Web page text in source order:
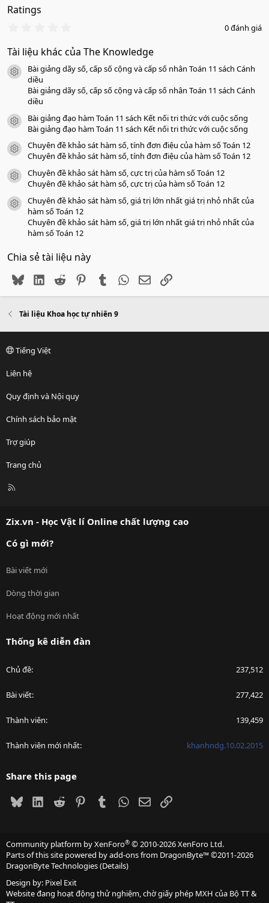
Ratings
0
0
a
0 đánh giá
Tài liệu khác của The Knowledge
icon tài liệu
Bài giảng dãy số, cấp số cộng và cấp số nhân Toán 11 sách Cánh
diều
Bài giảng dãy số, cấp số cộng và cấp số nhân Toán 11 sách Cánh
diều
icon tài liệu
Bài giảng đạo hàm Toán 11 sách Kết nối tri thức với cuộc sống
Bài giảng đạo hàm Toán 11 sách Kết nối tri thức với cuộc sống
icon tài liệu
Chuyên đề khảo sát hàm số, tính đơn điệu của hàm số Toán 12
Chuyên đề khảo sát hàm số, tính đơn điệu của hàm số Toán 12
icon tài liệu
Chuyên đề khảo sát hàm số, cực trị của hàm số Toán 12
Chuyên đề khảo sát hàm số, cực trị của hàm số Toán 12
icon tài liệu
Chuyên đề khảo sát hàm số, giá trị lớn nhất giá trị nhỏ nhất của
hàm số Toán 12
Chuyên đề khảo sát hàm số, giá trị lớn nhất giá trị nhỏ nhất của
hàm số Toán 12
Chia sẻ tài liệu này
BlueskyLinkedIn
Reddit PinterestTumblr WhatsApp
EmailLink
Tài liệu Khoa học tự nhiên 9
Tiếng Việt
Liên hệ
Quy định và Nội quy
Chính sách bảo mật
Trợ giúp
Trang chủ
R
Zix.vn - Học Vật lí Online chất lượng cao
Có gì mới?
Bài viết mới
Dòng thời gian
Hoạt động mới nhất
Thống kê diễn đàn
Chủ đề 237,512
Bài viết 277,422
Thành viên 139,459
Thành viên mới nhất khanhndg.10.02.2015
Share this page
BlueskyLinkedIn
Reddit PinterestTumblrWhatsApp
EmailLink
Community platform by XenForo® © 2010-2026 XenForo Ltd.
Parts of this site powered byadd-ons from DragonByte™©2011-2026
DragonByte Technologies(Details)
Design by: Pixel Exit
Website đang hoạt động thử nghiệm, chờ giấy phép MXH của Bộ TT &